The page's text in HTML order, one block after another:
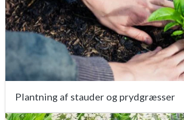
Plantning af stauder og prydgræsser